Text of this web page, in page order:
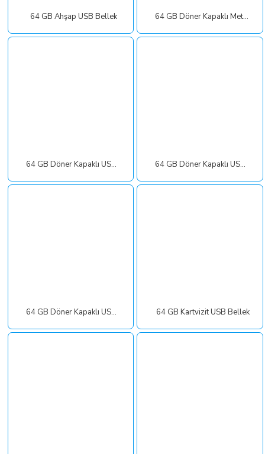
64 GB Ahşap USB Bellek 64 GB Döner Kapaklı Metal Anahtarlık USB Bellek
64 GB Döner Kapaklı USB Bellek 64 GB Döner Kapaklı USB Bellek
64 GB Döner Kapaklı USB Bellek (OTG Özellikli) 64 GB Kartvizit USB Bellek